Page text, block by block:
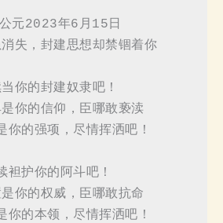
元2023年6月15日
失，封建思想却禁锢着你
你的封建奴隶吧！
你的信仰，臣哪敢亵渎
你的强项，尽情挥洒吧！
袒护你的阿斗吧！
你的权威，臣哪敢抗命
你的本领，尽情挥洒吧！